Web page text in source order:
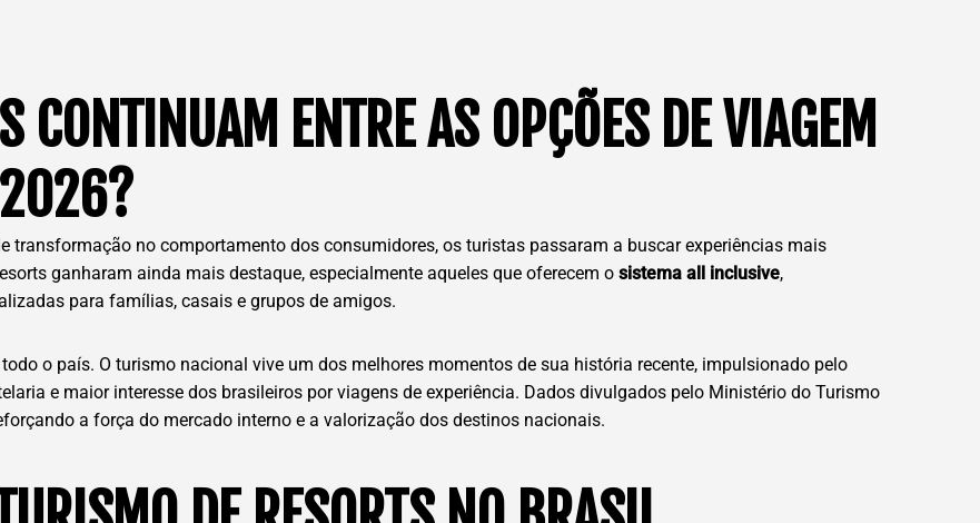
CONTINUAM ENTRE AS OPÇÕES DE VIAGEM
2026?
transformação no comportamento dos consumidores, os turistas passaram a buscar experiências mais
ganharam ainda mais destaque, especialmente aqueles que oferecem o sistema all inclusive,
para famílias, casais e grupos de amigos.
o país. O turismo nacional vive um dos melhores momentos de sua história recente, impulsionado pelo
e maior interesse dos brasileiros por viagens de experiência. Dados divulgados pelo Ministério do Turismo
a força do mercado interno e a valorização dos destinos nacionais.